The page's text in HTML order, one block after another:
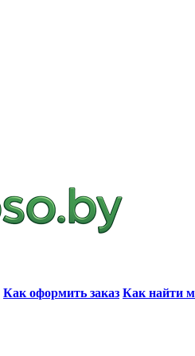
Как оформить заказ Как найти